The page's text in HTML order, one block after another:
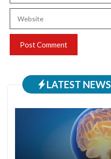
LATEST NEWS